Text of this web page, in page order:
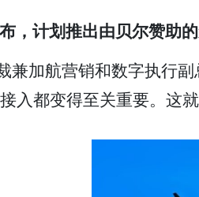
，计划推出由贝尔赞助
兼加航营销和数字执行
入都变得至关重要。这